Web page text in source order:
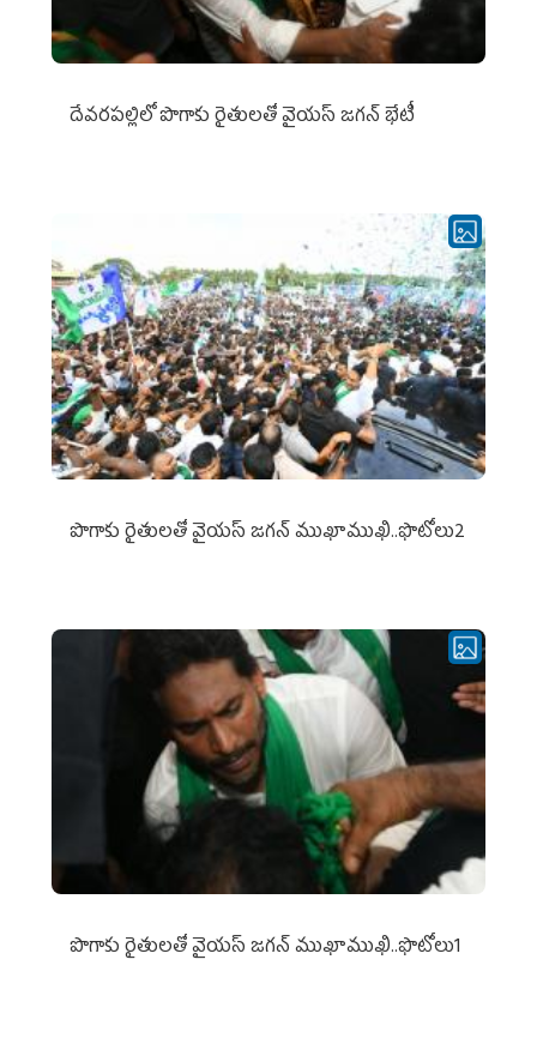
దేవరపల్లిలో పొగాకు రైతులతో వైయస్ జగన్ భేటీ
పొగాకు రైతుల‌తో వైయ‌స్ జ‌గ‌న్ ముఖాముఖి..ఫొటోలు2
పొగాకు రైతుల‌తో వైయ‌స్ జ‌గ‌న్ ముఖాముఖి..ఫొటోలు1